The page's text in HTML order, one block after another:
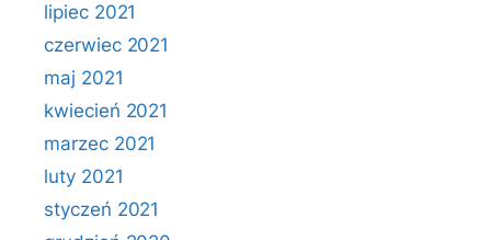
lipiec 2021
czerwiec 2021
maj 2021
kwiecień 2021
marzec 2021
luty 2021
styczeń 2021